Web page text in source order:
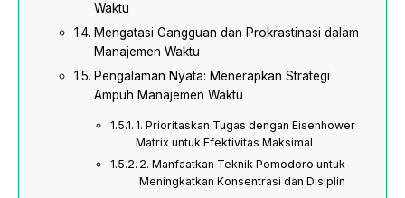
Waktu
Mengatasi Gangguan dan Prokrastinasi dalam
Manajemen Waktu
Pengalaman Nyata: Menerapkan Strategi
Ampuh Manajemen Waktu
1. Prioritaskan Tugas dengan Eisenhower
Matrix untuk Efektivitas Maksimal
2. Manfaatkan Teknik Pomodoro untuk
Meningkatkan Konsentrasi dan Disiplin